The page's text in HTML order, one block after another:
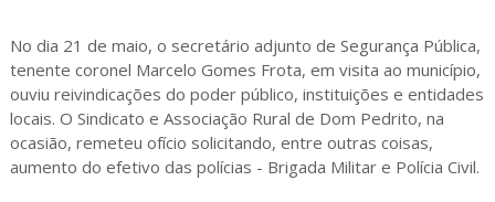
No dia 21 de maio, o secretário adjunto de Segurança Pública,
tenente coronel Marcelo Gomes Frota, em visita ao município,
ouviu reivindicações do poder público, instituições e entidades
locais. O Sindicato e Associação Rural de Dom Pedrito, na
ocasião, remeteu ofício solicitando, entre outras coisas,
aumento do efetivo das polícias - Brigada Militar e Polícia Civil.